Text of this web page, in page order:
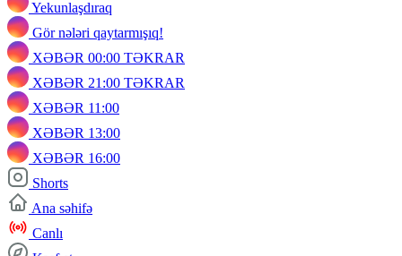
Yekunlaşdıraq
Gör nələri qaytarmışıq!
XƏBƏR 00:00 TƏKRAR
XƏBƏR 21:00 TƏKRAR
XƏBƏR 11:00
XƏBƏR 13:00
XƏBƏR 16:00
Shorts
Ana səhifə
Canlı